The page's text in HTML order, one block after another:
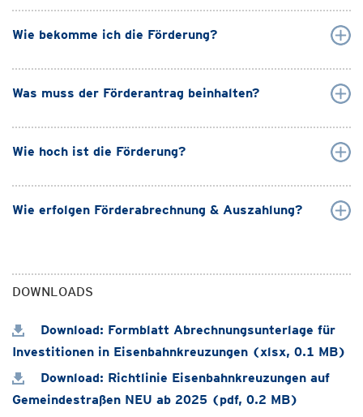
Wie bekomme ich die Förderung?
Was muss der Förderantrag beinhalten?
Wie hoch ist die Förderung?
Wie erfolgen Förderabrechnung & Auszahlung?
DOWNLOADS
Download: Formblatt Abrechnungsunterlage für
Investitionen in Eisenbahnkreuzungen (xlsx, 0.1 MB)
Download: Richtlinie Eisenbahnkreuzungen auf
Gemeindestraßen NEU ab 2025 (pdf, 0.2 MB)